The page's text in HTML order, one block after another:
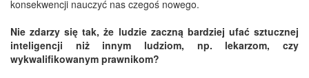
konsekwencji nauczyć nas czegoś nowego.
Nie zdarzy się tak, że ludzie zaczną bardziej ufać sztucznej
inteligencji niż innym ludziom, np. lekarzom, czy
wykwalifikowanym prawnikom?